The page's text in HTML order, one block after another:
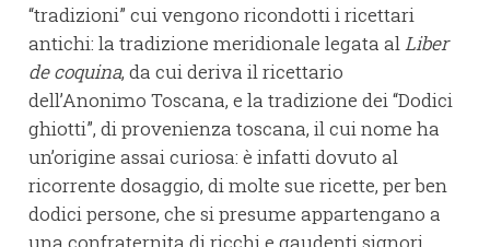
“tradizioni” cui vengono ricondotti i ricettari
antichi: la tradizione meridionale legata al Liber
de coquina, da cui deriva il ricettario
dell’Anonimo Toscana, e la tradizione dei “Dodici
ghiotti”, di provenienza toscana, il cui nome ha
un’origine assai curiosa: è infatti dovuto al
ricorrente dosaggio, di molte sue ricette, per ben
dodici persone, che si presume appartengano a
una confraternita di ricchi e gaudenti signori